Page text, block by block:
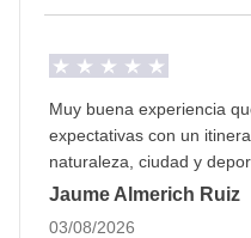
Muy buena experiencia
expectativas con un
naturaleza, ciudad y
Jaume Almerich Ruiz
03/08/2026